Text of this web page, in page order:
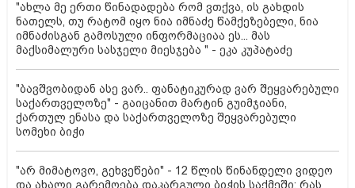
"ახლა მე ერთი წინადადება რომ ვთქვა, ის გახდის
ნათელს, თუ რატომ იყო ნია იმნაძე წამქეზებელი, ნია
იმნაძისგან გამოსული ინფორმაციაა ეს... მას
მაქსიმალური სასჯელი მიესჯება " - ეკა კუპატაძე
"ბავშვობიდან ასე ვარ.. ფანატიკურად ვარ შეყვარებული
საქართველოზე" - გაიცანით მარტინ გუიმჯიანი,
ქართულ ენასა და საქართველოზე შეყვარებული
სომეხი ბიჭი
"არ მიმატოვო, გეხვეწები" - 12 წლის წინანდელი ვიდეო
და ახალი გარემოება დაკარგული ბიჭის საქმეში: რას